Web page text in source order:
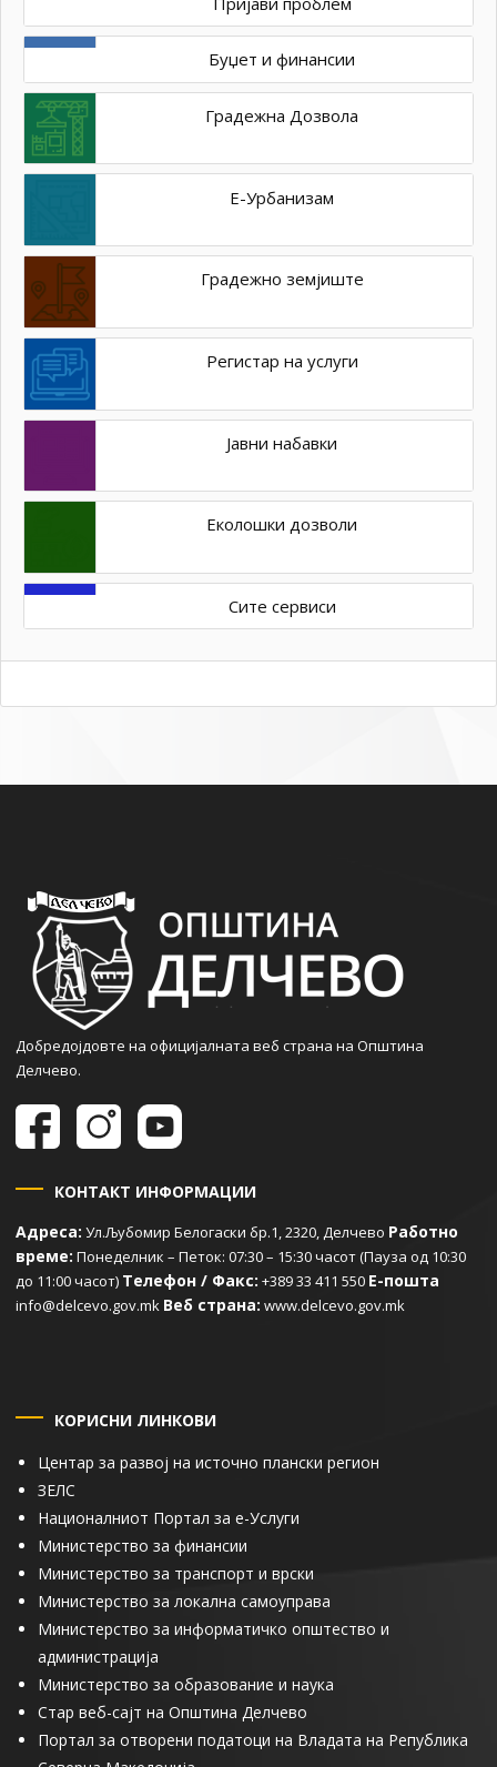
Буџет и финансии
Градежна Дозвола
Е-Урбанизам
Градежно земјиште
Регистар на услуги
Јавни набавки
Еколошки дозволи
Сите сервиси
Добредојдовте на официјалната веб страна на Општина
Делчево.
КОНТАКТ ИНФОРМАЦИИ
Адреса: Ул.Љубомир Белогаски бр.1, 2320, Делчево Работно
време: Понеделник – Петок: 07:30 – 15:30 часот (Пауза од 10:30
до 11:00 часот) Телефон / Факс: +389 33 411 550 Е-пошта
info@delcevo.gov.mk Веб страна: www.delcevo.gov.mk
КОРИСНИ ЛИНКОВИ
Центар за развој на источно плански регион
ЗЕЛС
Националниот Портал за е-Услуги
Министерство за финансии
Министерство за транспорт и врски
Министерство за локална самоуправа
Министерство за информатичко општество и
администрација
Министерство за образование и наука
Стар веб-сајт на Општина Делчево
Портал за отворени податоци на Владата на Република